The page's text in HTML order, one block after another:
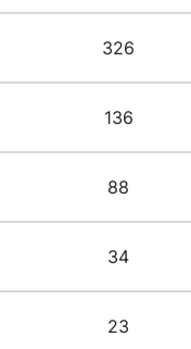
326
136
88
34
23